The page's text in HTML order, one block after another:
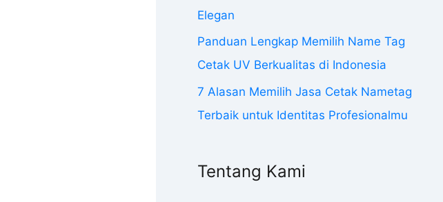
Elegan
Panduan Lengkap Memilih Name Tag
Cetak UV Berkualitas di Indonesia
7 Alasan Memilih Jasa Cetak Nametag
Terbaik untuk Identitas Profesionalmu
Tentang Kami